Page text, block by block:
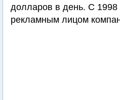
долларов в день. C 1998
рекламным лицом